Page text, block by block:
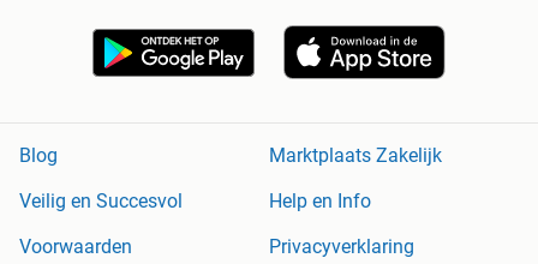
Blog
Marktplaats Zakelijk
Veilig en Succesvol
Help en Info
Voorwaarden
Privacyverklaring